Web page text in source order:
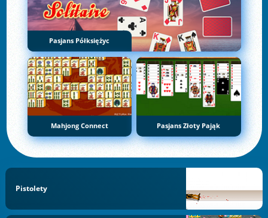
Pasjans Półksiężyc
Mahjong Connect Pasjans Złoty Pająk
Pistolety